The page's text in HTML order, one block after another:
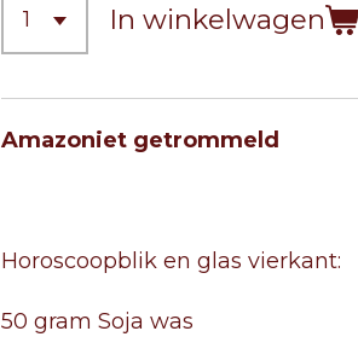
In winkelwagen
Amazoniet getrommeld
Horoscoopblik en glas vierkant:
50 gram Soja was